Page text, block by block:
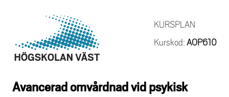
KURSPLAN
Kurskod: AOP610
Avancerad omvårdnad vid psykisk